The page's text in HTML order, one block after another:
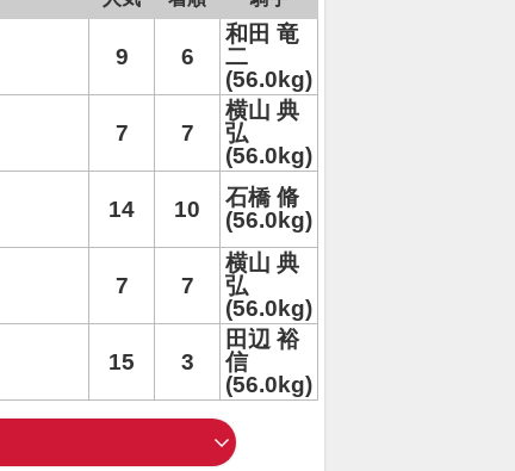
9 6
和田 竜
二
(56.0kg)
7 7
横山 典
弘
(56.0kg)
14 10
石橋 脩
(56.0kg)
7 7
横山 典
弘
(56.0kg)
15 3
田辺 裕
信
(56.0kg)